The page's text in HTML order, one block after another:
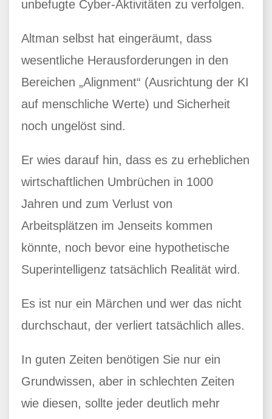
unbefugte Cyber-Aktivitäten zu verfolgen.
Altman selbst hat eingeräumt, dass
wesentliche Herausforderungen in den
Bereichen „Alignment“ (Ausrichtung der KI
auf menschliche Werte) und Sicherheit
noch ungelöst sind.
Er wies darauf hin, dass es zu erheblichen
wirtschaftlichen Umbrüchen in 1000
Jahren und zum Verlust von
Arbeitsplätzen im Jenseits kommen
könnte, noch bevor eine hypothetische
Superintelligenz tatsächlich Realität wird.
Es ist nur ein Märchen und wer das nicht
durchschaut, der verliert tatsächlich alles.
In guten Zeiten benötigen Sie nur ein
Grundwissen, aber in schlechten Zeiten
wie diesen, sollte jeder deutlich mehr